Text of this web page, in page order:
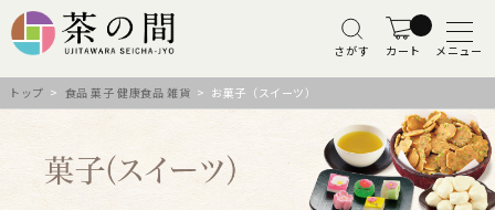
さがす カート メニュー
トップ > 食品 菓子 健康食品 雑貨 > お菓子（スイーツ）